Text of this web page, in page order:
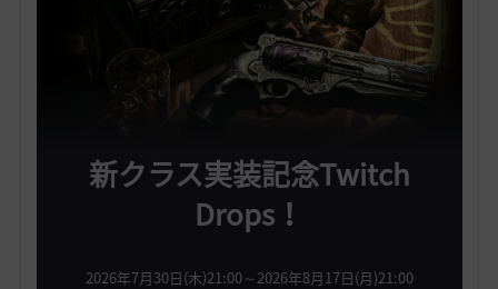
新クラス実装記念Twitch
Drops！
2026年7月30日(木)21:00～2026年8月17日(月)21:00